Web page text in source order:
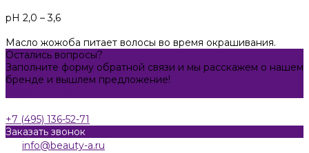
pH 2,0 – 3,6
Масло жожоба питает волосы во время окрашивания.
Остались вопросы?
Заполните форму обратной связи и мы расскажем о нашем
бренде и вышлем предложение!
+7 (495) 136-52-71
Заказать звонок
info@beauty-a.ru